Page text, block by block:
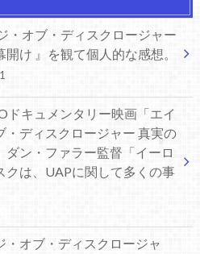
・オブ・ディスクロージャー
開け 』を観て個人的な感想。
ドキュメンタリー映画「エイ
・ディスクロージャー 真実の
ダン・ファラー監督「イーロ
クは、UAPに関して多くの事
・オブ・ディスクロージャ